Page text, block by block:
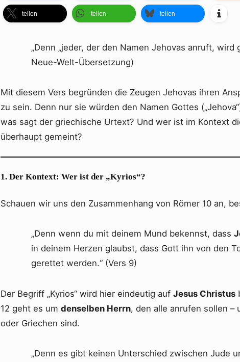
teilen teilen teilen
„Denn „jeder, der den Namen Jehovas anruft, wird
Neue-Welt-Übersetzung)
Mit diesem Vers begründen die Zeugen Jehovas ihren
zu sein. Denn nur sie würden den Namen Gottes
was sagt der griechische Urtext? Und wer ist im Kontext
überhaupt gemeint?
1. Der Kontext: Wer ist der „Kyrios“?
Schauen wir uns den Zusammenhang von Römer 10 an,
„Denn wenn du mit deinem Mund bekennst, dass
in deinem Herzen glaubst, dass Gott ihn von den
gerettet werden.“ (Vers 9)
Der Begriff „Kyrios“ wird hier eindeutig auf Jesus Christus
12 geht es um denselben Herrn, den alle anrufen sollen –
oder Griechen sind.
„Denn es gibt keinen Unterschied zwischen Jude